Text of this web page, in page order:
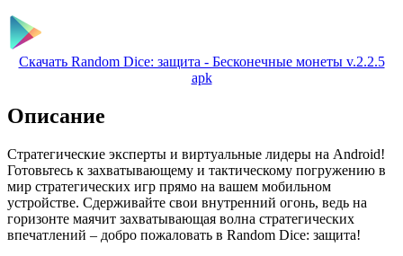
Скачать Random Dice: защита - Бесконечные монеты v.2.2.5
apk
Описание
Стратегические эксперты и виртуальные лидеры на Android!
Готовьтесь к захватывающему и тактическому погружению в
мир стратегических игр прямо на вашем мобильном
устройстве. Сдерживайте свои внутренний огонь, ведь на
горизонте маячит захватывающая волна стратегических
впечатлений – добро пожаловать в Random Dice: защита!